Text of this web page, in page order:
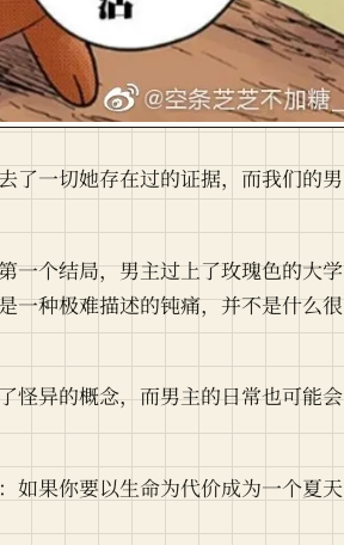
了一切她存在过的证据，而我们的男
一个结局，男主过上了玫瑰色的大学
一种极难描述的钝痛，并不是什么很
怪异的概念，而男主的日常也可能会
如果你要以生命为代价成为一个夏天